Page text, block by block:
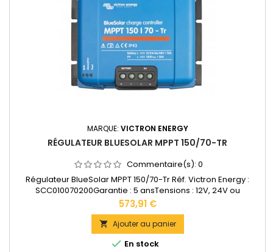
MARQUE: VICTRON ENERGY
RÉGULATEUR BLUESOLAR MPPT 150/70-TR
Commentaire(s): 0
Régulateur BlueSolar MPPT 150/70-Tr Réf. Victron Energy :
SCC010070200Garantie : 5 ansTensions : 12V, 24V ou
48VAccepte en 12V jusqu'à 1000W de panneaux solaires.
Accepte en 24V jusqu'à 2000W de panneaux solaires.
Accepte en 48V jusqu'à 4000W de panneaux
solairesDimensions :...
Prix
573,91 €
 Ajouter au panier
 En stock